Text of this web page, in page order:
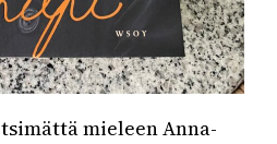
mieleen Anna-